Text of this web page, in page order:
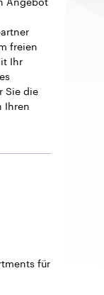
freien
Ihr
Sie die
Ihren
für